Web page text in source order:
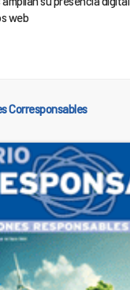
web
Corresponsables